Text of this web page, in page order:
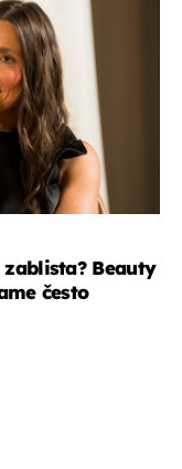
Beauty
često